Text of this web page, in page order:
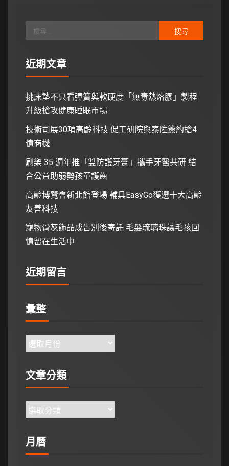
近期文章
挑床墊不只看彈簧與軟硬度「無毒熱熔膠」製程
升級搶攻健康睡眠市場
技術司展30項高齡科技 促工研院與泰陞簽約搶4
億商機
刷樂 35 週年推「雙防護牙膏」攜手牙醫共研 結
合公益助弱勢孩童護齒
高齡博覽會新北館登場 輔具EasyGo獲選十大高齡
友善科技
寵物骨灰飾品成告別後寄託 毛髮琉璃珠讓毛孩回
憶留在生活中
近期留言
彙整
文章分類
月曆